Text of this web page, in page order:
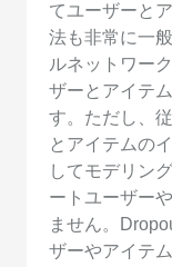
てユーザーと
法も非常に一
ルネットワー
ザーとアイテ
す。ただし、
とアイテムの
してモデリン
ートユーザー
ません。
ザーやアイテ